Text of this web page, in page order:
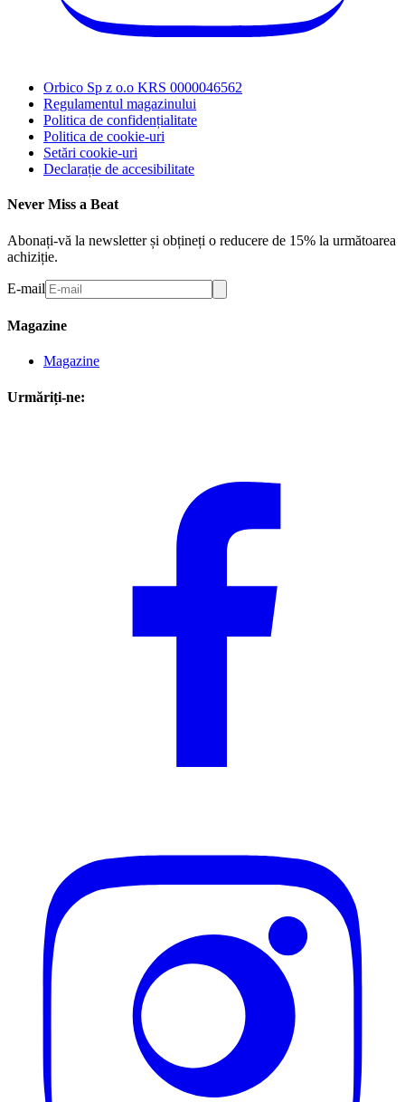
Orbico Sp z o.o KRS 0000046562
Regulamentul magazinului
Politica de confidențialitate
Politica de cookie-uri
Setări cookie-uri
Declarație de accesibilitate
Never Miss a Beat
Abonați-vă la newsletter și obțineți o reducere de 15% la următoarea
achiziție.
E-mail
Magazine
Magazine
Urmăriți-ne: